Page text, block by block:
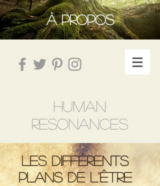
À PROPOS
HUMAN
RESONANCES
Les différents
plans de l'être